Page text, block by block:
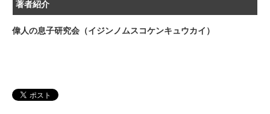
著者紹介
偉人の息子研究会（イジンノムスコケンキュウカイ）